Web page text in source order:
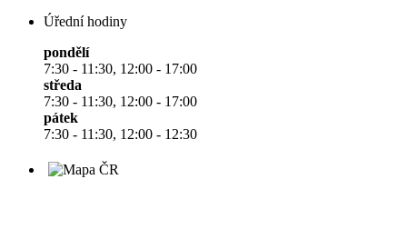
Úřední hodiny
pondělí
7:30 - 11:30, 12:00 - 17:00
středa
7:30 - 11:30, 12:00 - 17:00
pátek
7:30 - 11:30, 12:00 - 12:30